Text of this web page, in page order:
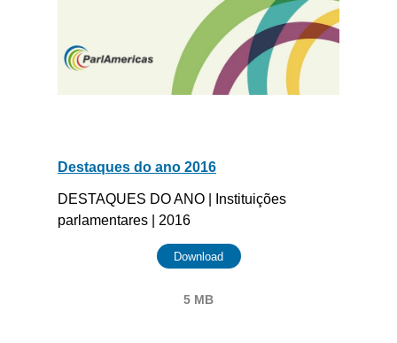
Destaques do ano 2016
DESTAQUES DO ANO | Instituições
parlamentares | 2016
Download
5 MB